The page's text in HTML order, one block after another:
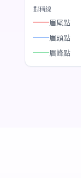
對稱線
眉尾點
眉頭點
眉峰點